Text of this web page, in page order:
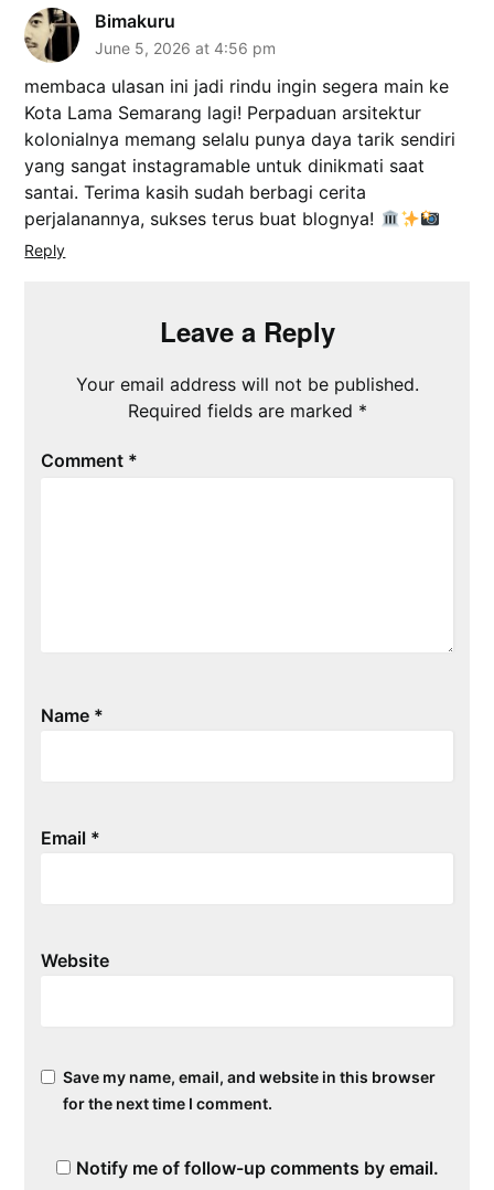
Bimakuru
June 5, 2026 at 4:56 pm
membaca ulasan ini jadi rindu ingin segera main ke
Kota Lama Semarang lagi! Perpaduan arsitektur
kolonialnya memang selalu punya daya tarik sendiri
yang sangat instagramable untuk dinikmati saat
santai. Terima kasih sudah berbagi cerita
perjalanannya, sukses terus buat blognya!
Reply
Leave a Reply
Your email address will not be published.
Required fields are marked *
Comment *
Name *
Email *
Website
Save my name, email, and website in this browser
for the next time I comment.
Notify me of follow-up comments by email.